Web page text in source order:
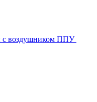
с воздушником ППУ